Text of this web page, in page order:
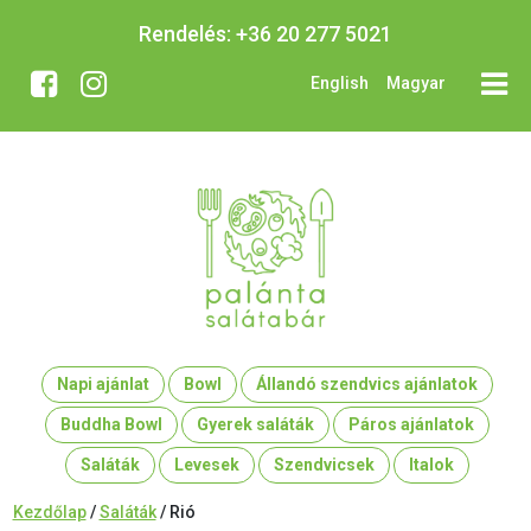
Rendelés: +36 20 277 5021
English Magyar
Napi ajánlat Bowl Állandó szendvics ajánlatok
Buddha Bowl Gyerek saláták Páros ajánlatok
Saláták Levesek Szendvicsek Italok
Kezdőlap/Saláták/ Rió